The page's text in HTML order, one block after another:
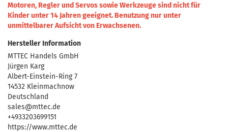
Motoren, Regler und Servos sowie Werkzeuge sind nicht für
Kinder unter 14 Jahren geeignet. Benutzung nur unter
unmittelbarer Aufsicht von Erwachsenen.
Hersteller Information
MTTEC Handels GmbH
Jürgen Karg
Albert-Einstein-Ring 7
14532 Kleinmachnow
Deutschland
sales@mttec.de
+4933203699151
https://www.mttec.de